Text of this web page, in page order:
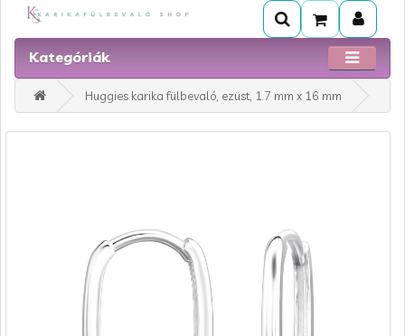
Kategóriák
Huggies karika fülbevaló, ezüst, 1.7 mm x 16 mm